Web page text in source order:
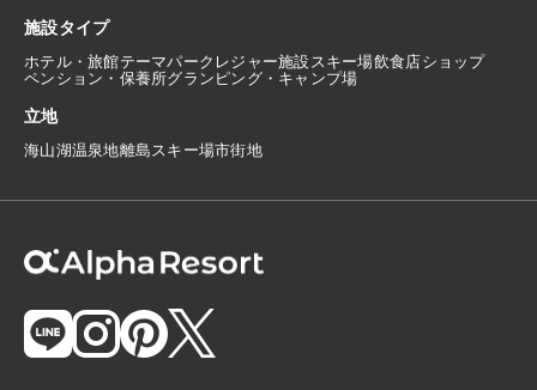
施設タイプ
ホテル・旅館テーマパーク レジャー施設 スキー場飲食店ショップ
ペンション・保養所グランピング・キャンプ場
立地
海山湖温泉地離島 スキー場市街地